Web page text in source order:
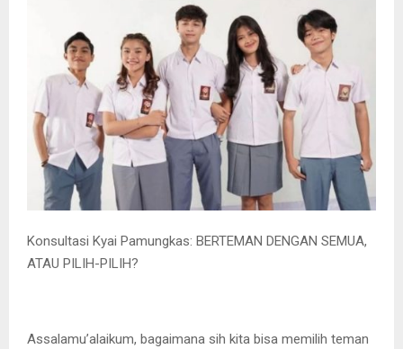
Konsultasi Kyai Pamungkas: BERTEMAN DENGAN SEMUA,
ATAU PILIH-PILIH?
Assalamu’alaikum, bagaimana sih kita bisa memilih teman